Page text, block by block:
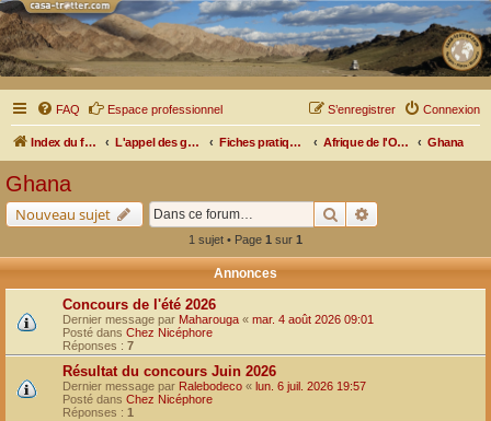
FAQ Espace professionnel Connexion
S’enregistrer
Index du forum L'appel des grands espaces Fiches pratiques par pays, pistes et bivouacs Afrique de l'Ouest Ghana
Ghana
Nouveau sujet Rechercher
1 sujet • Page 1 sur 1
Annonces
Concours de l'été 2026
Dernier message par Maharouga « mar. 4 août 2026 09:01
Posté dans Chez Nicéphore
Réponses : 7
Résultat du concours Juin 2026
Dernier message par Ralebodeco « lun. 6 juil. 2026 19:57
Posté dans Chez Nicéphore
Réponses : 1